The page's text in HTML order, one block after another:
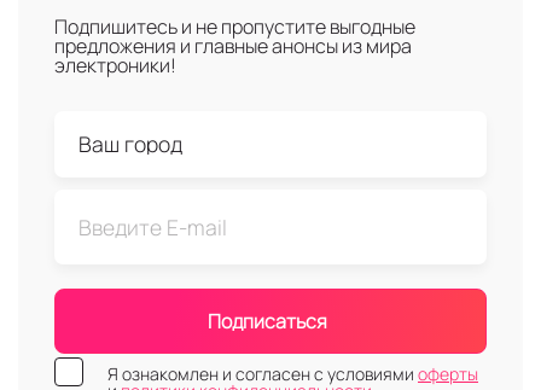
Подпишитесь и не пропустите выгодные
предложения и главные анонсы из мира
электроники!
Подписаться
Я ознакомлен и согласен с условиями оферты